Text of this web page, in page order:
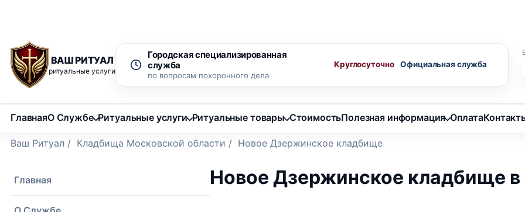
ВАШ РИТУАЛ
ритуальные услуги
Городская специализированная
служба
по вопросам похоронного дела
Круглосуточно
ГлавнаяО Службе Ритуальные услуги Ритуальные товары СтоимостьПолезная информация Оплата
Ваш Ритуал / Кладбища Московской области / Новое Дзержинское кладбище
Главная Новое Дзержинское кладбище